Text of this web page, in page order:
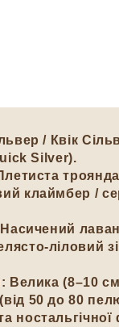
/ Квік
Silver).
троянда
клаймбер /
Насичений
ліловий
Велика (8–10
50 до 80